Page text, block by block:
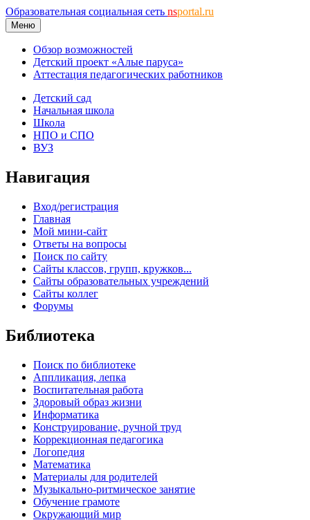
Образовательная социальная сеть nsportal.ru
Меню
Обзор возможностей
Детский проект «Алые паруса»
Аттестация педагогических работников
Детский сад
Начальная школа
Школа
НПО и СПО
ВУЗ
Навигация
Вход/регистрация
Главная
Мой мини-сайт
Ответы на вопросы
Поиск по сайту
Сайты классов, групп, кружков...
Сайты образовательных учреждений
Сайты коллег
Форумы
Библиотека
Поиск по библиотеке
Аппликация, лепка
Воспитательная работа
Здоровый образ жизни
Информатика
Конструирование, ручной труд
Коррекционная педагогика
Логопедия
Математика
Материалы для родителей
Музыкально-ритмическое занятие
Обучение грамоте
Окружающий мир